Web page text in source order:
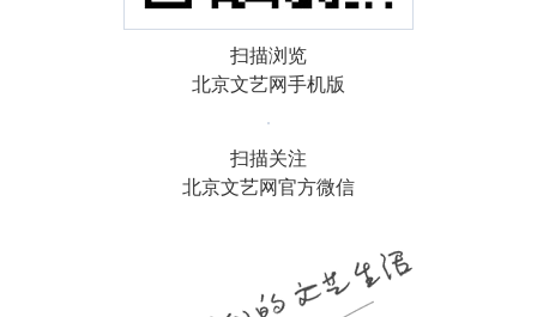
扫描浏览
北京文艺网手机版
扫描关注
北京文艺网官方微信